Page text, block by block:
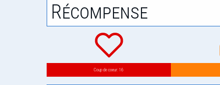
Récompense
Coup de coeur: 16